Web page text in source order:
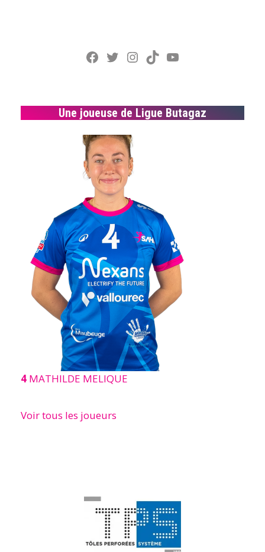
Facebook
Twitter
Instagram
TikTokYouTube
Une joueuse de Ligue Butagaz
4 MATHILDE MELIQUE
Voir tous les joueurs